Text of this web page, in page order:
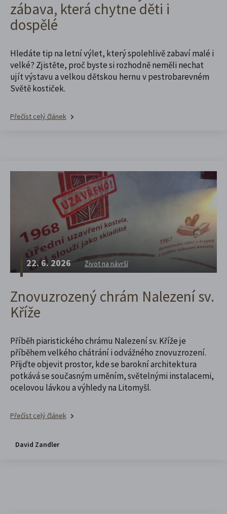
zábava, která chytne děti i
dospělé
Hledáte tip na letní výlet, který spolehlivě zabaví malé i
velké? Zjistěte, proč byste si rozhodně neměli nechat
ujít výstavu a velkou dětskou hernu v pestrobarevném
Světě kostiček.
Přečíst celý článek
22. 6. 2026 Život na návrší
Znovuzrozený chrám Nalezení sv.
Kříže
Příběh piaristického chrámu Nalezení sv. Kříže je
příběhem velkého chátrání i odvážného znovuzrození.
Přijďte objevit prostor, kde se barokní architektura
potkává se současným uměním, světelnými instalacemi,
ocelovou lávkou a výhledy na Litomyšl.
Přečíst celý článek
David Zandler